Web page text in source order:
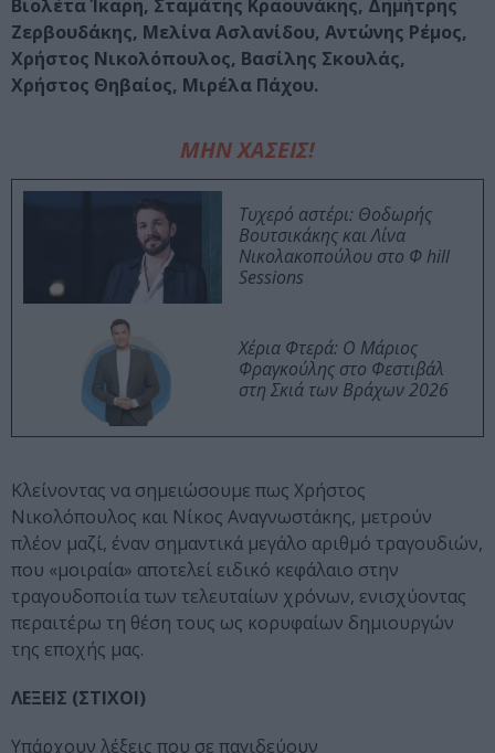
Βιολέτα Ίκαρη, Σταμάτης Κραουνάκης, Δημήτρης
Ζερβουδάκης, Μελίνα Ασλανίδου, Αντώνης Ρέμος,
Χρήστος Νικολόπουλος, Βασίλης Σκουλάς,
Χρήστος Θηβαίος, Μιρέλα Πάχου.
ΜΗΝ ΧΑΣΕΙΣ!
Τυχερό αστέρι: Θοδωρής
Βουτσικάκης και Λίνα
Νικολακοπούλου στο Φ hill
Sessions
Χέρια Φτερά: Ο Μάριος
Φραγκούλης στο Φεστιβάλ
στη Σκιά των Βράχων 2026
Κλείνοντας να σημειώσουμε πως Χρήστος
Νικολόπουλος και Νίκος Αναγνωστάκης, μετρούν
πλέον μαζί, έναν σημαντικά μεγάλο αριθμό τραγουδιών,
που «μοιραία» αποτελεί ειδικό κεφάλαιο στην
τραγουδοποιία των τελευταίων χρόνων, ενισχύοντας
περαιτέρω τη θέση τους ως κορυφαίων δημιουργών
της εποχής μας.
ΛΕΞΕΙΣ (ΣΤΙΧΟΙ)
Υπάρχουν λέξεις που σε παγιδεύουν